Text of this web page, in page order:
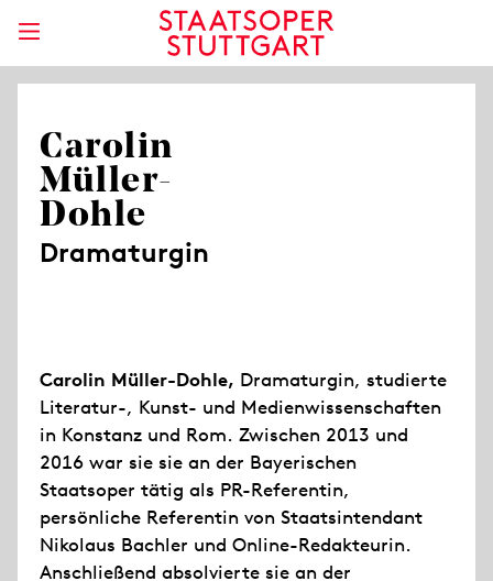
Carolin
Müller-
Dohle
Dramaturgin
Carolin Müller-Dohle, Dramaturgin, studierte
Literatur-, Kunst- und Medienwissenschaften
in Konstanz und Rom. Zwischen 2013 und
2016 war sie sie an der Bayerischen
Staatsoper tätig als PR-Referentin,
persönliche Referentin von Staatsintendant
Nikolaus Bachler und Online-Redakteurin.
Anschließend absolvierte sie an der